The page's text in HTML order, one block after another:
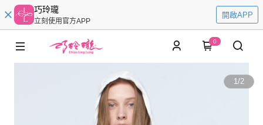
巧玲瓏
立刻使用官方APP
開啟APP
0
1/2